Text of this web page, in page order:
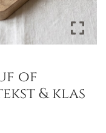
of
& klas